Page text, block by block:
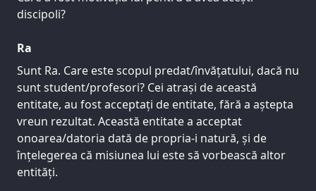
discipoli?
Ra
Sunt Ra. Care este scopul predat/învățatului, dacă nu
sunt student/profesori? Cei atrași de această
entitate, au fost acceptați de entitate, fără a aștepta
vreun rezultat. Această entitate a acceptat
onoarea/datoria dată de propria-i natură, și de
înțelegerea că misiunea lui este să vorbească altor
entități.